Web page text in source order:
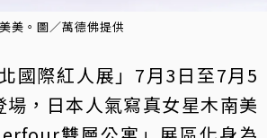
美。圖／萬德佛提供
國際紅人展」7月3日至7月5
場，日本人氣寫真女星木南美